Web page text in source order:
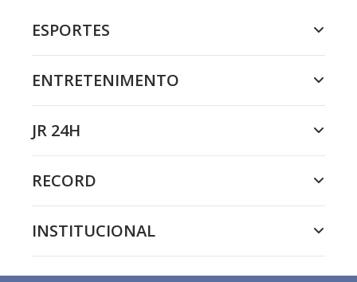
ESPORTES
ENTRETENIMENTO
JR 24H
RECORD
INSTITUCIONAL